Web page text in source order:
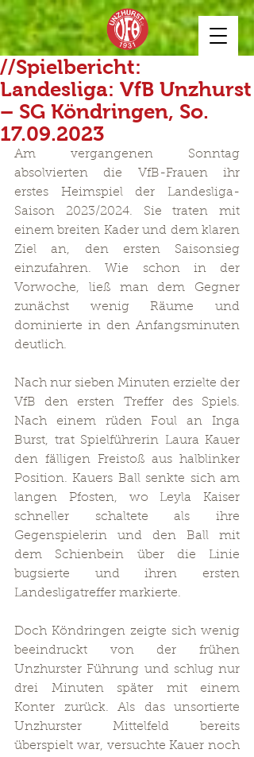
//Spielbericht:
Landesliga: VfB Unzhurst
– SG Köndringen, So.
17.09.2023
Am vergangenen Sonntag
absolvierten die VfB-Frauen ihr
erstes Heimspiel der Landesliga-
Saison 2023/2024. Sie traten mit
einem breiten Kader und dem klaren
Ziel an, den ersten Saisonsieg
einzufahren. Wie schon in der
Vorwoche, ließ man dem Gegner
zunächst wenig Räume und
dominierte in den Anfangsminuten
deutlich.
Nach nur sieben Minuten erzielte der
VfB den ersten Treffer des Spiels.
Nach einem rüden Foul an Inga
Burst, trat Spielführerin Laura Kauer
den fälligen Freistoß aus halblinker
Position. Kauers Ball senkte sich am
langen Pfosten, wo Leyla Kaiser
schneller schaltete als ihre
Gegenspielerin und den Ball mit
dem Schienbein über die Linie
bugsierte und ihren ersten
Landesligatreffer markierte.
Doch Köndringen zeigte sich wenig
beeindruckt von der frühen
Unzhurster Führung und schlug nur
drei Minuten später mit einem
Konter zurück. Als das unsortierte
Unzhurster Mittelfeld bereits
überspielt war, versuchte Kauer noch